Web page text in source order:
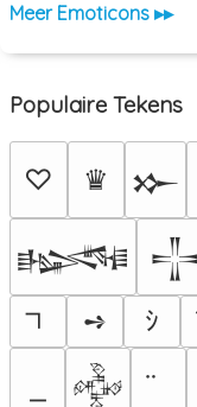
Meer Emoticons ▸▸
Populaire Tekens
♡ ♛ 𒁍
𒈙 𒋲
➺
ｼ
𒅒